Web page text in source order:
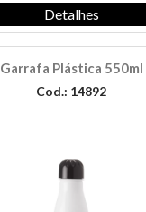
Detalhes
Garrafa Plástica 550ml
Cod.: 14892